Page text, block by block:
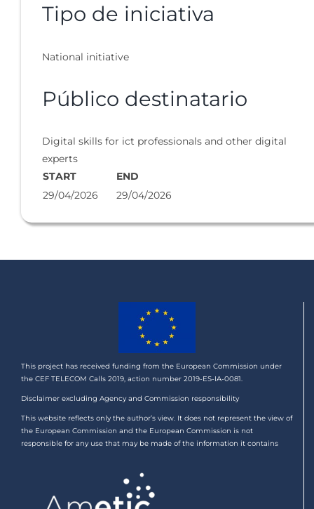
Tipo de iniciativa
National initiative
Público destinatario
Digital skills for ict professionals and other digital
experts
START
END
29/04/2026
29/04/2026
This project has received funding from the European Commission under
the CEF TELECOM Calls 2019, action number 2019-ES-IA-0081.
Disclaimer excluding Agency and Commission responsibility
This website reflects only the author’s view. It does not represent the view of
the European Commission and the European Commission is not
responsible for any use that may be made of the information it contains